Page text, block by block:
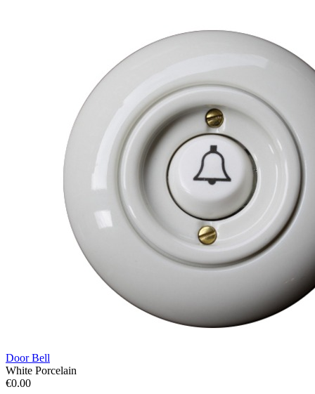
Door Bell
White Porcelain
€0.00